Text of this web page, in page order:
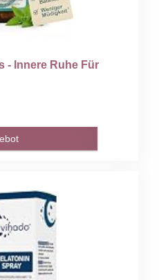
- Innere Ruhe Für